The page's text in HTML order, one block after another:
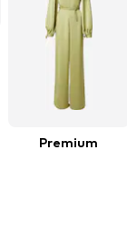
Premium